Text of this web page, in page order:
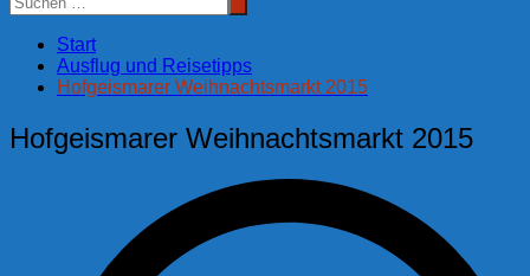
Start
Ausflug und Reisetipps
Hofgeismarer Weihnachtsmarkt 2015
Hofgeismarer Weihnachtsmarkt 2015